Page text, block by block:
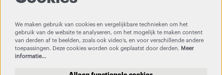
We maken gebruik van cookies en vergelijkbare technieken om het
gebruik van de website te analyseren, om het mogelijk te maken content
van derden af te beelden, zoals ook video’s, en voor verschillende andere
toepassingen. Deze cookies worden ook geplaatst door derden. Meer
informatie…